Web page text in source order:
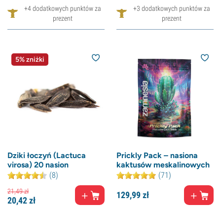
+4 dodatkowych punktów za
prezent
+3 dodatkowych punktów za
prezent
5% zniżki
Dziki łoczyń (Lactuca
virosa) 20 nasion
(8)
21,49zł
20,42zł
Prickly Pack – nasiona
kaktusów meskalinowych
(71)
129,99zł